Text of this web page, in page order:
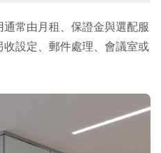
常由月租、保證金與選配服
設定、郵件處理、會議室或